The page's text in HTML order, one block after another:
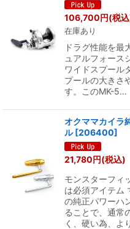
106,700円(税
在庫あり
ドラグ性能を最
ュアルフォース
ワイドスプール
プールの大きさ
す。このMK-5…
オクママカイ
ル[206400]
21,780円(税込)
モンスターフィ
は必須アイテム
の純正パワーハ
ることで、通常
く、硬い為、よ